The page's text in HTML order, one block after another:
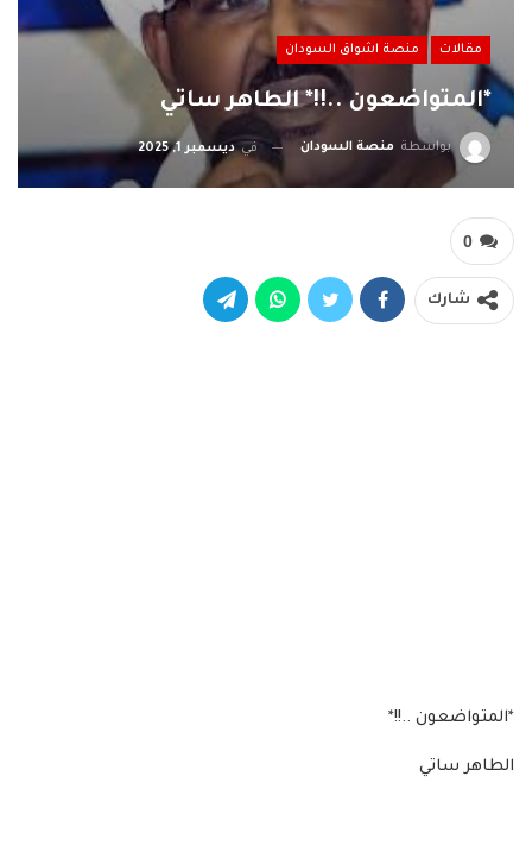
مقالات منصة اشواق السودان
*المتواضعون ..!!* الطاهر ساتي
بواسطة منصة السودان فيديسمبر 1, 2025
0
شارك
*المتواضعون ..!!*
الطاهر ساتي